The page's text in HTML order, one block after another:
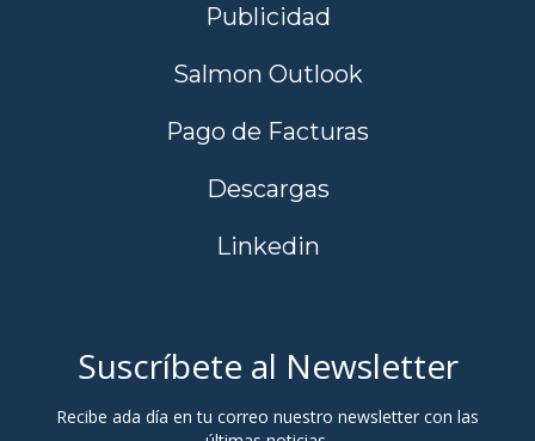
Publicidad
Salmon Outlook
Pago de Facturas
Descargas
Linkedin
Suscríbete al Newsletter
Recibe ada día en tu correo nuestro newsletter con las